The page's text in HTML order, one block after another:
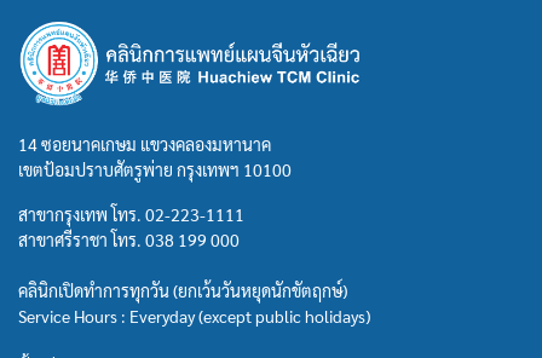
14 ซอยนาคเกษม แขวงคลองมหานาค
เขตป้อมปราบศัตรูพ่าย กรุงเทพฯ 10100
สาขากรุงเทพ โทร. 02-223-1111
สาขาศรีราชา โทร. 038 199 000
คลินิกเปิดทำการทุกวัน (ยกเว้นวันหยุดนักขัตฤกษ์)
Service Hours : Everyday (except public holidays)